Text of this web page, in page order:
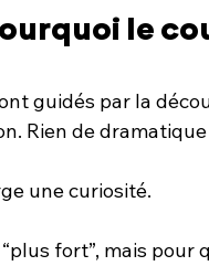
le
guidés par la
Rien de
une curiosité.
fort”, mais